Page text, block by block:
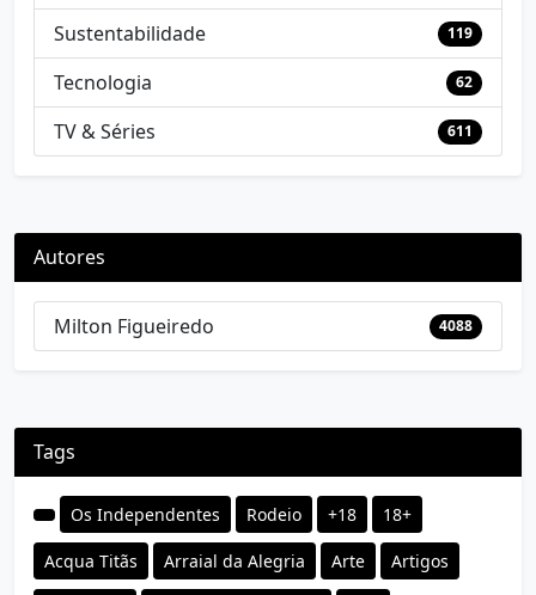
Sustentabilidade 119
Tecnologia 62
TV & Séries 611
Autores
Milton Figueiredo 4088
Tags
Os Independentes Rodeio +18 18+
Acqua Titãs Arraial da Alegria Arte Artigos